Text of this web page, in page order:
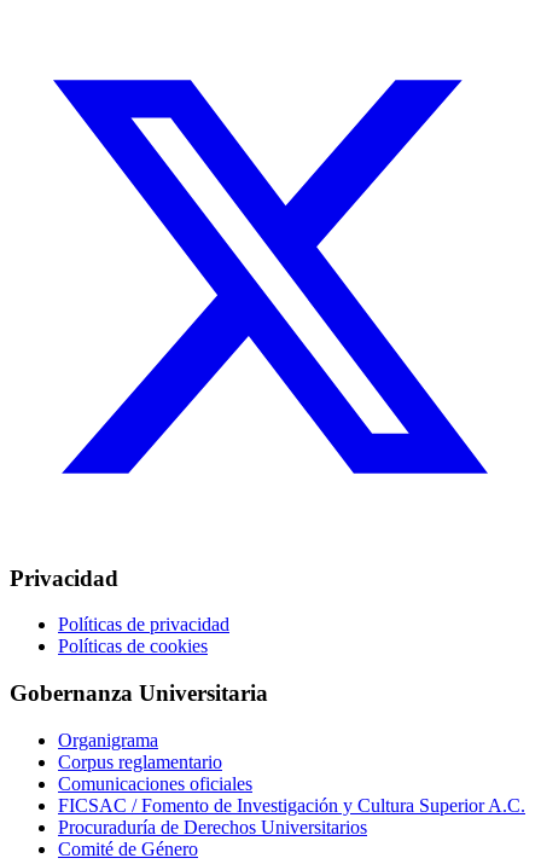
Privacidad
Políticas de privacidad
Políticas de cookies
Gobernanza Universitaria
Organigrama
Corpus reglamentario
Comunicaciones oficiales
FICSAC / Fomento de Investigación y Cultura Superior A.C.
Procuraduría de Derechos Universitarios
Comité de Género